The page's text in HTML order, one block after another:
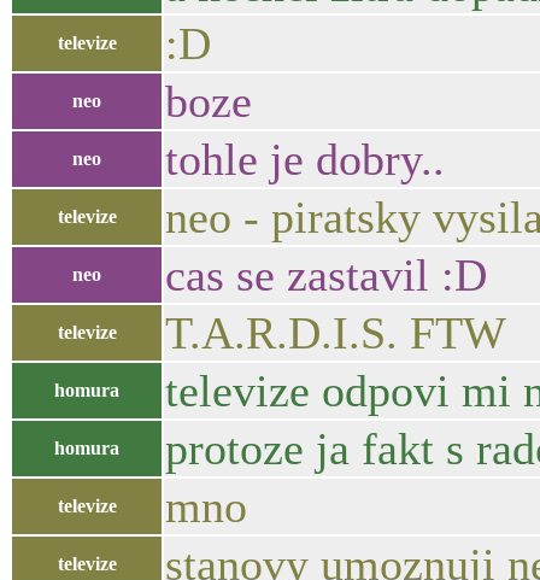
televize :D
neo boze
neo tohle je dobry..
televize neo - piratsky
neo cas se zastavil :D
televize T.A.R.D.I.S. FTW
homura televize odpovi mi
homura protoze ja fakt s
televize mno
televize stanovy umoznuji